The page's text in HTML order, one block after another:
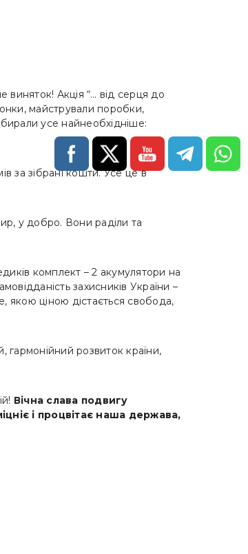
Акція “… від серця до
майстрували поробки,
усе найнеобхідніше:
за зібрані кошти. Усе це в
у добро. Вони раділи та
комплект – 2 акумулятори на
захисників України –
якою ціною дістається свобода,
гармонійний розвиток країни,
Вічна слава подвигу
і процвітає наша держава,